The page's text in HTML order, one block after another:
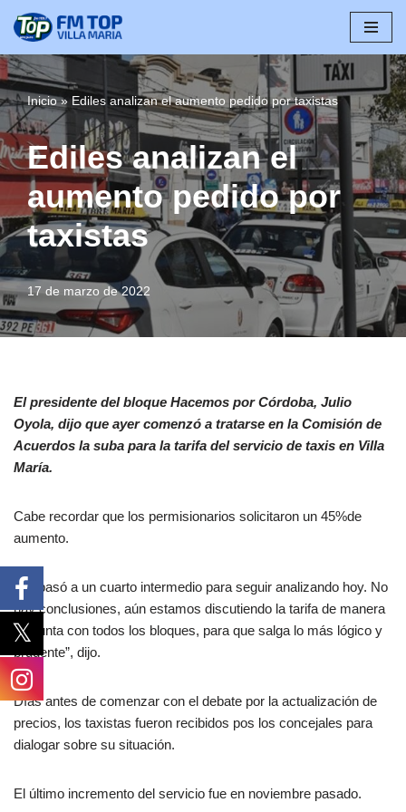
al
contenido
Inicio»Ediles analizan el aumento pedido por taxistas
Ediles analizan el
aumento pedido por
taxistas
17 de marzo de 2022
El presidente del bloque Hacemos por Córdoba, Julio
Oyola, dijo que ayer comenzó a tratarse en la Comisión de
Acuerdos la suba para la tarifa del servicio de taxis en Villa
María.
Cabe recordar que los permisionarios solicitaron un 45%de
aumento.
“Se pasó a un cuarto intermedio para seguir analizando hoy. No
hay conclusiones, aún estamos discutiendo la tarifa de manera
conjunta con todos los bloques, para que salga lo más lógico y
prudente”, dijo.
Días antes de comenzar con el debate por la actualización de
precios, los taxistas fueron recibidos pos los concejales para
dialogar sobre su situación.
El último incremento del servicio fue en noviembre pasado.